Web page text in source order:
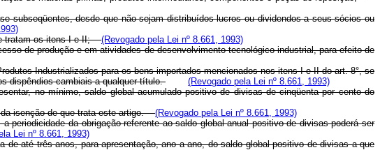
subseqüentes, desde que não sejam distribuídos lucros ou dividendos a seus sócios ou
tratam os itens I e II;(Revogado pela Lei nº 8.661, 1993)
de produção e em atividades de desenvolvimento tecnológico industrial, para efeito de
Industrializados para os bens importados mencionados nos itens I e II do art. 8°, se
dispêndios cambiais a qualquer título.
(Revogado pela Lei nº 8.661, 1993)
no mínimo, saldo global acumulado positivo de divisas de cinqüenta por cento do
da isenção de que trata este artigo.(Revogado pela Lei nº 8.661, 1993)
da obrigação referente ao saldo global anual positivo de divisas poderá ser
Lei nº 8.661, 1993)
de até três anos, para apresentação, ano a ano, do saldo global positivo de divisas a que